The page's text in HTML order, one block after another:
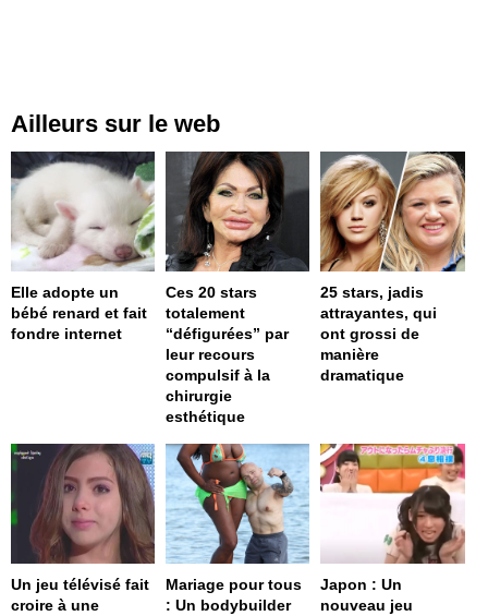
Ailleurs sur le web
Elle adopte un
bébé renard et fait
fondre internet
Ces 20 stars
totalement
“défigurées” par
leur recours
compulsif à la
chirurgie
esthétique
25 stars, jadis
attrayantes, qui
ont grossi de
manière
dramatique
Un jeu télévisé fait
croire à une
Mariage pour tous
: Un bodybuilder
Japon : Un
nouveau jeu